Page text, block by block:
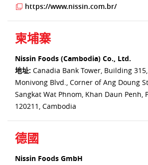
https://www.nissin.com.br/
柬埔寨
Nissin Foods (Cambodia) Co., Ltd.
地址: Canadia Bank Tower, Building
Monivong Blvd., Corner of Ang Doung
Sangkat Wat Phnom, Khan Daun Penh,
120211, Cambodia
德國
Nissin Foods GmbH